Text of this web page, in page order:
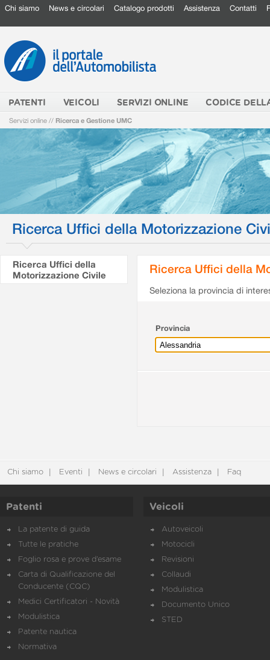
Chi siamo News e circolari Catalogo prodotti Assistenza Contatti
PATENTI VEICOLI SERVIZI ONLINE CODICE
Servizi online // Ricerca e Gestione UMC
Ricerca Uffici della Motorizzazione
Ricerca Uffici della
Motorizzazione Civile
Ricerca Uffici della
Seleziona la provincia di
Provincia
Chi siamo Eventi News e circolari Assistenza Faq
Patenti
La patente di guida
Tutte le pratiche
Foglio rosa e prove d’esame
Carta di Qualificazione del
Conducente (CQC)
Medici Certificatori - Novità
Modulistica
Patente nautica
Normativa
Veicoli
Autoveicoli
Motocicli
Revisioni
Collaudi
Modulistica
Documento Unico
STED